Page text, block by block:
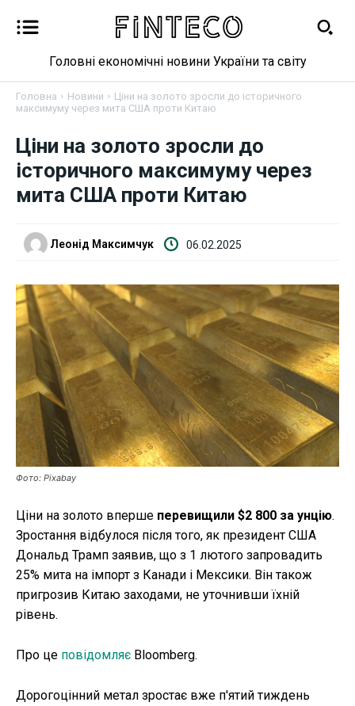
Новини
Бізнес
Криптовалюта
Робота і освіта
Публікації
ФОП
Курс валют
Ми в соц. мережах
Головні економічні новини України та світу
Головна Новини
Ціни на золото зросли до історичного
максимуму через мита США проти Китаю
Ціни на золото зросли до
історичного максимуму через
мита США проти Китаю
Леонід Максимчук 06.02.2025
Фото: Pixabay
Ціни на золото вперше перевищили $2 800 за унцію.
Зростання відбулося після того, як президент США
Дональд Трамп заявив, що з 1 лютого запровадить
25% мита на імпорт з Канади і Мексики. Він також
пригрозив Китаю заходами, не уточнивши їхній
рівень.
Про це повідомляє Bloomberg.
Дорогоцінний метал зростає вже п'ятий тиждень